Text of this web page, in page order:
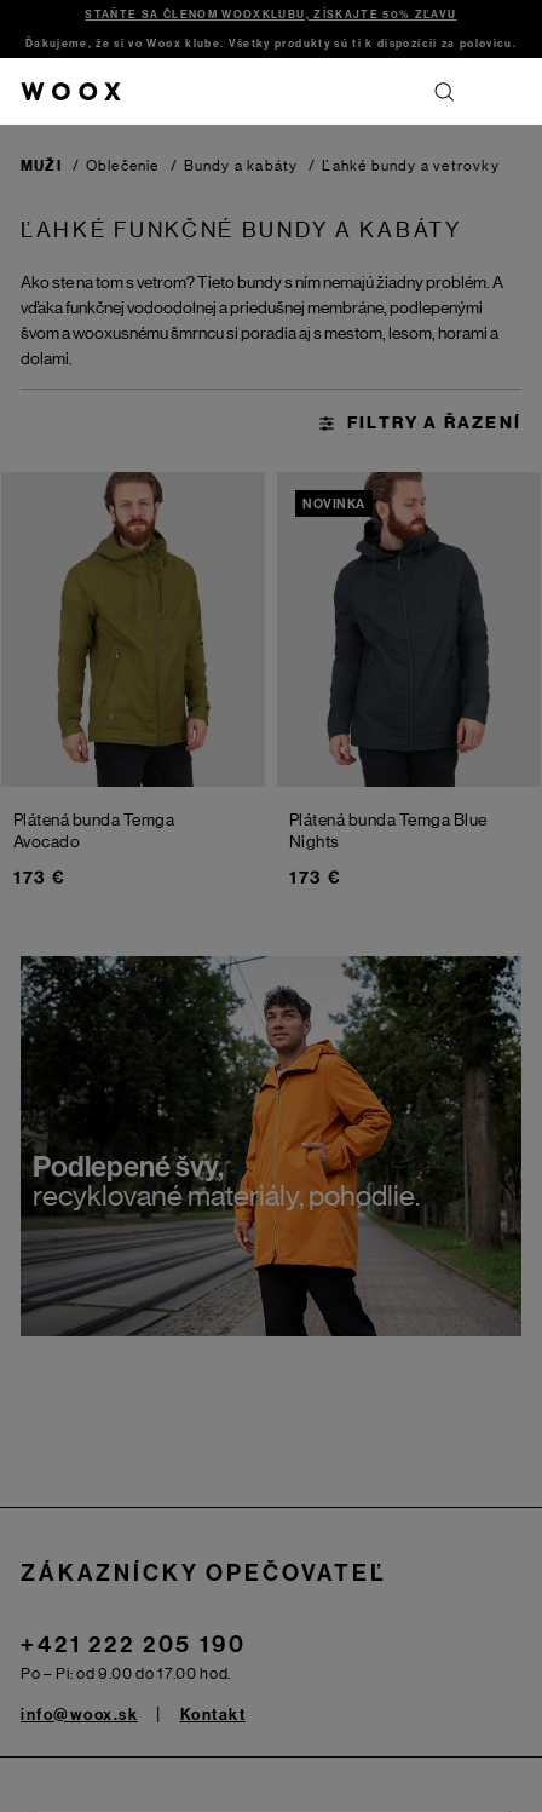
STAŇTE SA ČLENOM WOOXKLUBU, ZÍSKAJTE 50% ZĽAVU
Ďakujeme, že si vo Woox klube. Všetky produkty sú ti k dispozícii za polovicu.
MUŽI / Oblečenie / Bundy a kabáty / Ľahké bundy a vetrovky
ĽAHKÉ FUNKČNÉ BUNDY A KABÁTY
Ako ste na tom s vetrom? Tieto bundy s ním nemajú žiadny problém. A
vďaka funkčnej vodoodolnej a priedušnej membráne, podlepenými
švom a wooxusnému šmrncu si poradia aj s mestom, lesom, horami a
dolami.
Plátená bunda Temga
Avocado
173 €
NOVINKA
Plátená bunda Temga Blue
Nights
173 €
Podlepené švy,
recyklované materiály, pohodlie.
ZÁKAZNÍCKY OPEČOVATEĽ
+421 222 205 190
Po – Pi: od 9.00 do 17.00 hod.
info@woox.sk Kontakt